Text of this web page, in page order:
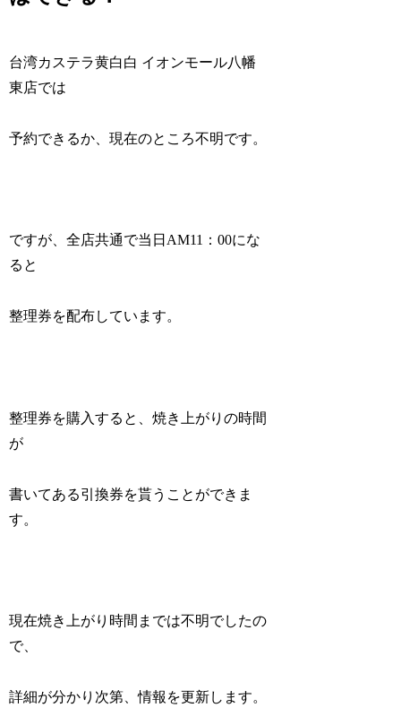
台湾カステラ黄白白 イオンモール八幡
東店では
予約できるか、現在のところ不明です。
ですが、全店共通で当日AM11：00にな
ると
整理券を配布しています。
整理券を購入すると、焼き上がりの時間
が
書いてある引換券を貰うことができま
す。
現在焼き上がり時間までは不明でしたの
で、
詳細が分かり次第、情報を更新します。